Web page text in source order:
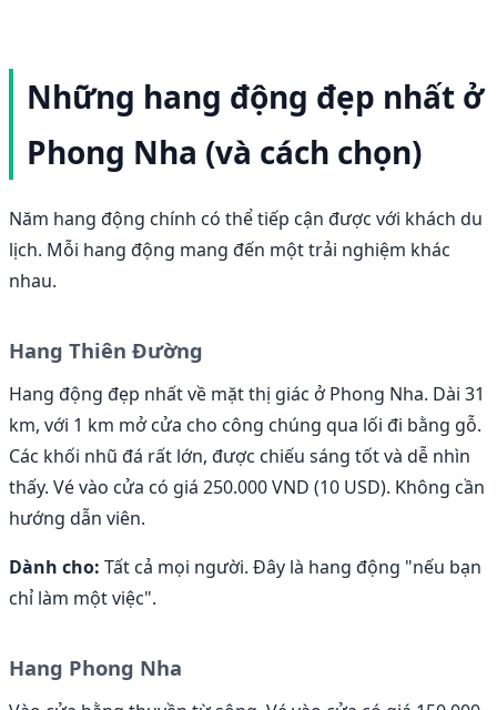
Những hang động đẹp nhất ở
Phong Nha (và cách chọn)
Năm hang động chính có thể tiếp cận được với khách du
lịch. Mỗi hang động mang đến một trải nghiệm khác
nhau.
Hang Thiên Đường
Hang động đẹp nhất về mặt thị giác ở Phong Nha. Dài 31
km, với 1 km mở cửa cho công chúng qua lối đi bằng gỗ.
Các khối nhũ đá rất lớn, được chiếu sáng tốt và dễ nhìn
thấy. Vé vào cửa có giá 250.000 VND (10 USD). Không cần
hướng dẫn viên.
Dành cho: Tất cả mọi người. Đây là hang động "nếu bạn
chỉ làm một việc".
Hang Phong Nha